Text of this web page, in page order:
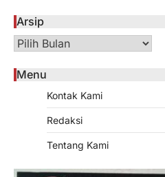
Arsip
Arsip
Menu
Kontak Kami
Redaksi
Tentang Kami